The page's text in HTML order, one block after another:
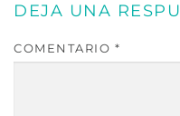
DEJA UNA
COMENTARIO *